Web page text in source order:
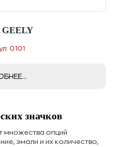
GEELY
0101
значков
множества опций
эмали и их количество,